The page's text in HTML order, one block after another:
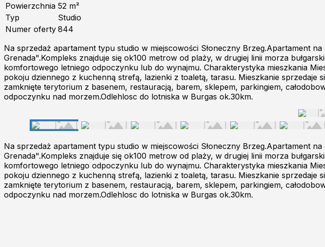
Powierzchnia 52 m²
Typ
Studio
Numer oferty 844
Na sprzedaż apartament typu studio w miejscowości Słoneczny Brzeg.Apartament
Grenada".Kompleks znajduje się ok100 metrow od plaży, w drugiej linii morza
komfortowego letniego odpoczynku lub do wynajmu. Charakterystyka mieszkania
pokoju dziennego z kuchenną strefą, lazienki z toaletą, tarasu. Mieszkanie
zamknięte terytorium z basenem, restauracją, barem, sklepem, parkingiem,
odpoczynku nad morzem.Odlehlosc do lotniska w Burgas ok.30km.
Na sprzedaż apartament typu studio w miejscowości Słoneczny Brzeg.Apartament
Grenada".Kompleks znajduje się ok100 metrow od plaży, w drugiej linii morza
komfortowego letniego odpoczynku lub do wynajmu. Charakterystyka mieszkania
pokoju dziennego z kuchenną strefą, lazienki z toaletą, tarasu. Mieszkanie
zamknięte terytorium z basenem, restauracją, barem, sklepem, parkingiem,
odpoczynku nad morzem.Odlehlosc do lotniska w Burgas ok.30km.